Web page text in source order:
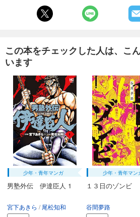
この本をチェックした人は、こ
います
少年・青年マンガ
男塾外伝 伊達臣人 1
宮下あきら 尾松知和
少年・青年マン
１３日のゾンビ
谷間夢路